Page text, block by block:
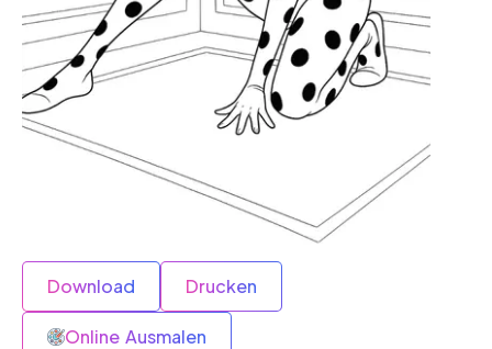
Download Drucken
Online Ausmalen